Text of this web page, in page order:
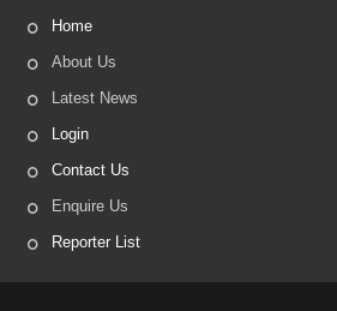
Home
About Us
Latest News
Login
Contact Us
Enquire Us
Reporter List